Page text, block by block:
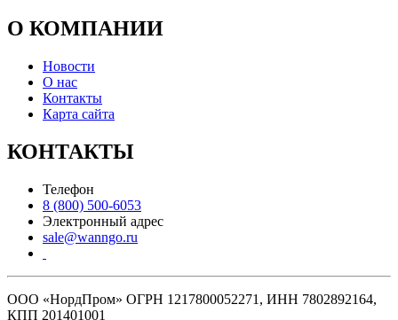
О КОМПАНИИ
Новости
О нас
Контакты
Карта сайта
КОНТАКТЫ
Телефон
8 (800) 500-6053
Электронный адрес
sale@wanngo.ru
ООО «НордПром» ОГРН 1217800052271, ИНН 7802892164,
КПП 201401001